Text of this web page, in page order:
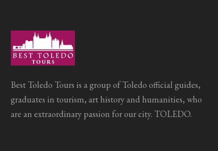
Best Toledo Tours is a group of Toledo official guides,
graduates in tourism, art history and humanities, who
are an extraordinary passion for our city. TOLEDO.